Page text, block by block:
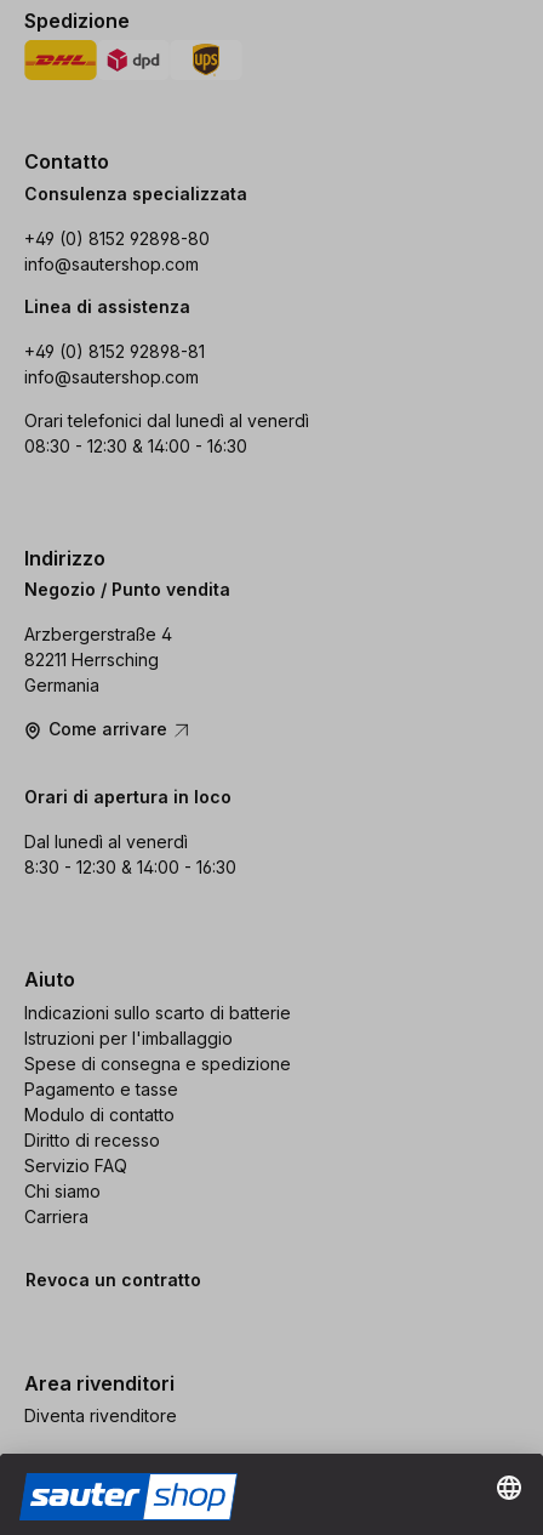
Spedizione
Contatto
Consulenza specializzata
+49 (0) 8152 92898-80
info@sautershop.com
Linea di assistenza
+49 (0) 8152 92898-81
info@sautershop.com
Orari telefonici dal lunedì al venerdì
08:30 - 12:30 & 14:00 - 16:30
Indirizzo
Negozio / Punto vendita
Arzbergerstraße 4
82211 Herrsching
Germania
Come arrivare
Orari di apertura in loco
Dal lunedì al venerdì
8:30 - 12:30 & 14:00 - 16:30
Aiuto
Indicazioni sullo scarto di batterie
Istruzioni per l'imballaggio
Spese di consegna e spedizione
Pagamento e tasse
Modulo di contatto
Diritto di recesso
Servizio FAQ
Chi siamo
Carriera
Revoca un contratto
Area rivenditori
Diventa rivenditore